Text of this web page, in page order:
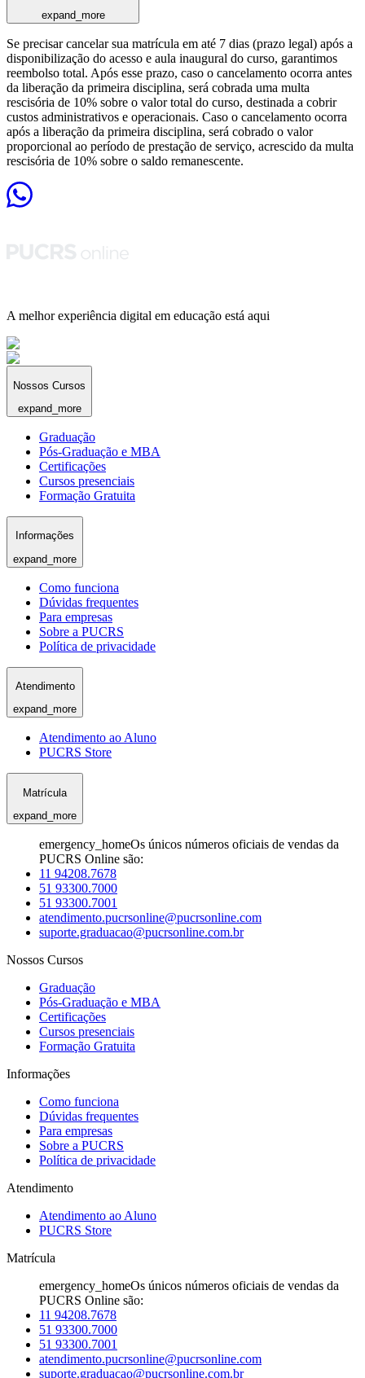
expand_more
Se precisar cancelar sua matrícula em até 7 dias (prazo legal) após a
disponibilização do acesso e aula inaugural do curso, garantimos
reembolso total. Após esse prazo, caso o cancelamento ocorra antes
da liberação da primeira disciplina, será cobrada uma multa
rescisória de 10% sobre o valor total do curso, destinada a cobrir
custos administrativos e operacionais. Caso o cancelamento ocorra
após a liberação da primeira disciplina, será cobrado o valor
proporcional ao período de prestação de serviço, acrescido da multa
rescisória de 10% sobre o saldo remanescente.
A melhor experiência digital em educação está aqui
Nossos Cursos
expand_more
Graduação
Pós-Graduação e MBA
Certificações
Cursos presenciais
Formação Gratuita
Informações
expand_more
Como funciona
Dúvidas frequentes
Para empresas
Sobre a PUCRS
Política de privacidade
Atendimento
expand_more
Atendimento ao Aluno
PUCRS Store
Matrícula
expand_more
emergency_homeOs únicos números oficiais de vendas da
PUCRS Online são:
11 94208.7678
51 93300.7000
51 93300.7001
atendimento.pucrsonline@pucrsonline.com
suporte.graduacao@pucrsonline.com.br
Nossos Cursos
Graduação
Pós-Graduação e MBA
Certificações
Cursos presenciais
Formação Gratuita
Informações
Como funciona
Dúvidas frequentes
Para empresas
Sobre a PUCRS
Política de privacidade
Atendimento
Atendimento ao Aluno
PUCRS Store
Matrícula
emergency_homeOs únicos números oficiais de vendas da
PUCRS Online são:
11 94208.7678
51 93300.7000
51 93300.7001
atendimento.pucrsonline@pucrsonline.com
suporte.graduacao@pucrsonline.com.br